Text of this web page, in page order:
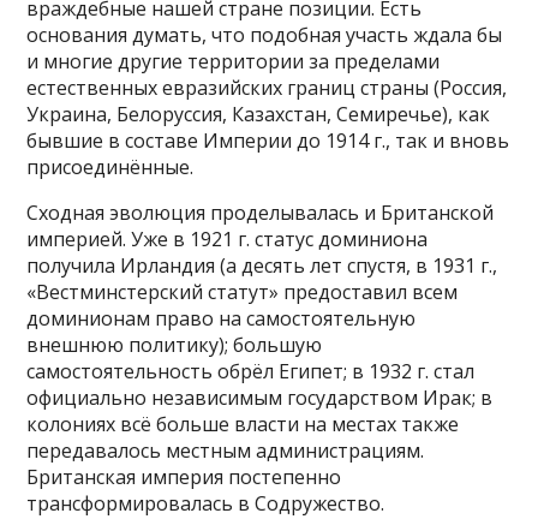
враждебные нашей стране позиции. Есть
основания думать, что подобная участь ждала бы
и многие другие территории за пределами
естественных евразийских границ страны (Россия,
Украина, Белоруссия, Казахстан, Семиречье), как
бывшие в составе Империи до 1914 г., так и вновь
присоединённые.
Сходная эволюция проделывалась и Британской
империей. Уже в 1921 г. статус доминиона
получила Ирландия (а десять лет спустя, в 1931 г.,
«Вестминстерский статут» предоставил всем
доминионам право на самостоятельную
внешнюю политику); большую
самостоятельность обрёл Египет; в 1932 г. стал
официально независимым государством Ирак; в
колониях всё больше власти на местах также
передавалось местным администрациям.
Британская империя постепенно
трансформировалась в Содружество.